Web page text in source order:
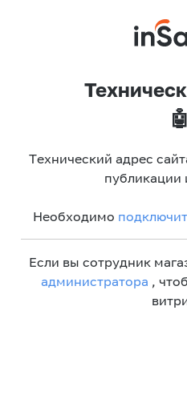
🤖
Технический адрес
публикации
Необходимо
Если вы сотрудник
администратора ,